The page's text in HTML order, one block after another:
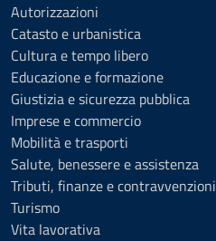
Autorizzazioni
Catasto e urbanistica
Cultura e tempo libero
Educazione e formazione
Giustizia e sicurezza pubblica
Imprese e commercio
Mobilità e trasporti
Salute, benessere e assistenza
Tributi, finanze e contravvenzioni
Turismo
Vita lavorativa